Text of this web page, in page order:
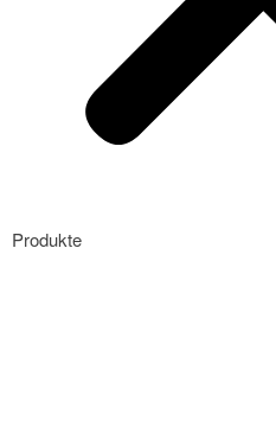
Produkte